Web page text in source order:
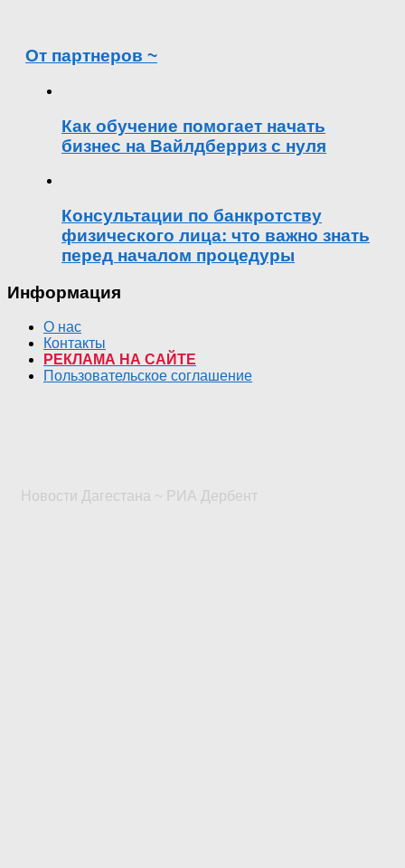
От партнеров ~
Как обучение помогает начать
бизнес на Вайлдберриз с нуля
Консультации по банкротству
физического лица: что важно знать
перед началом процедуры
Информация
О нас
Контакты
РЕКЛАМА НА САЙТЕ
Пользовательское соглашение
Новости Дагестана ~ РИА Дербент